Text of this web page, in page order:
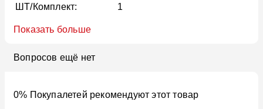
ШТ/Комплект:
1
Показать больше
Вопросов ещё нет
0% Покупалетей рекомендуют этот товар